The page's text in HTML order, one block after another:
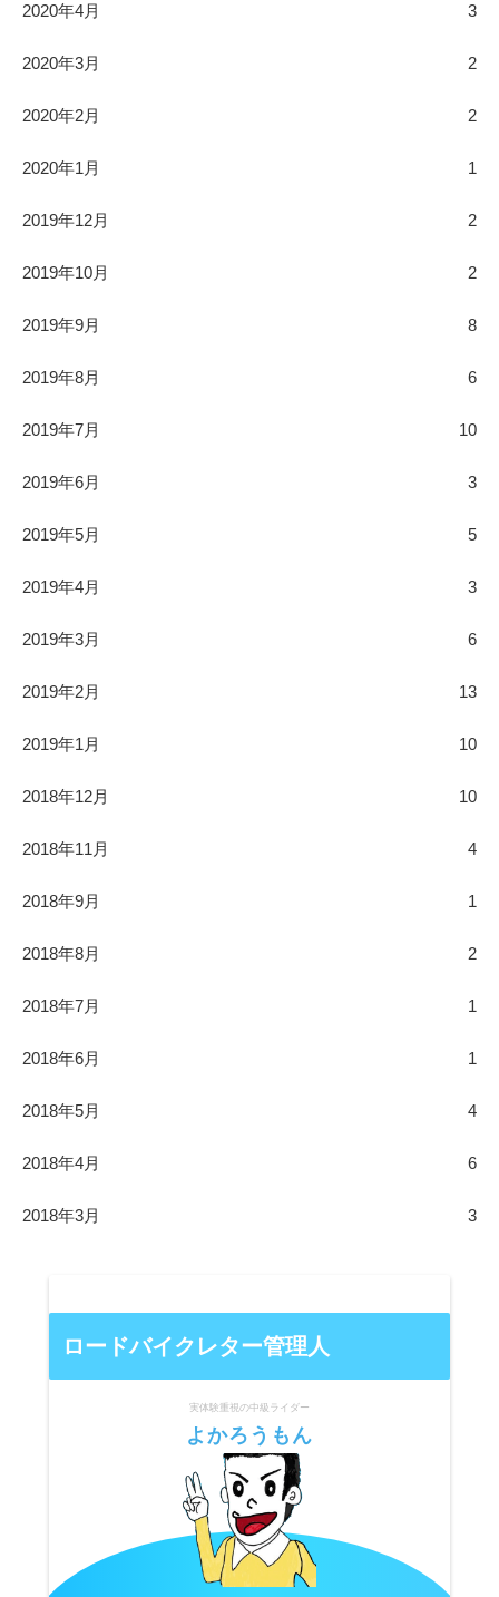
2020年4月 3
2020年3月 2
2020年2月 2
2020年1月 1
2019年12月 2
2019年10月 2
2019年9月 8
2019年8月 6
2019年7月 10
2019年6月 3
2019年5月 5
2019年4月 3
2019年3月 6
2019年2月 13
2019年1月 10
2018年12月 10
2018年11月 4
2018年9月 1
2018年8月 2
2018年7月 1
2018年6月 1
2018年5月 4
2018年4月 6
2018年3月 3
ロードバイクレター管理人
実体験重視の中級ライダー
よかろうもん